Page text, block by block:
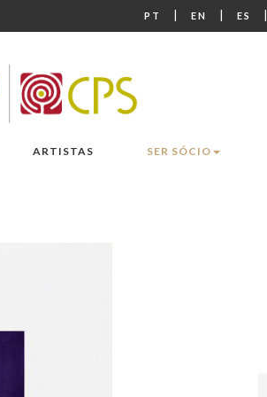
PT | EN | ES |
ARTISTAS SER SÓCIO